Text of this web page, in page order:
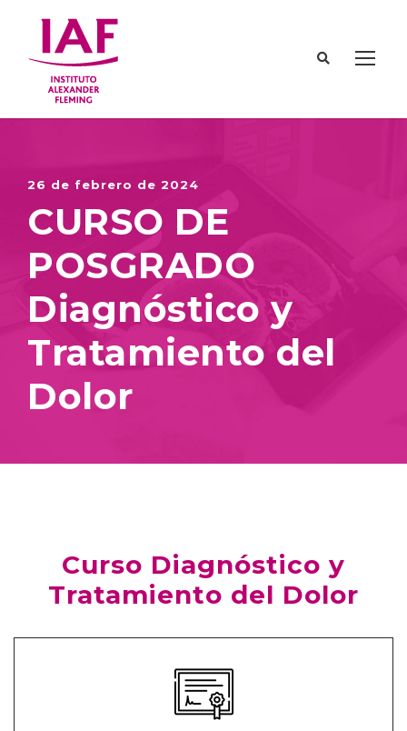
26 de febrero de 2024
CURSO DE
POSGRADO
Diagnóstico y
Tratamiento del
Dolor
Curso Diagnóstico y
Tratamiento del Dolor